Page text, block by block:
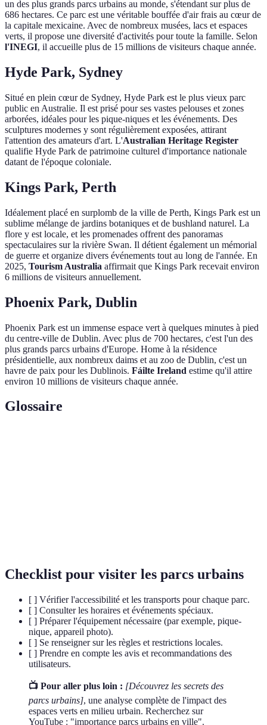
un des plus grands parcs urbains au monde, s'étendant sur plus de
686 hectares. Ce parc est une véritable bouffée d'air frais au cœur de
la capitale mexicaine. Avec de nombreux musées, lacs et espaces
verts, il propose une diversité d'activités pour toute la famille. Selon
l'INEGI, il accueille plus de 15 millions de visiteurs chaque année.
Hyde Park, Sydney
Situé en plein cœur de Sydney, Hyde Park est le plus vieux parc
public en Australie. Il est prisé pour ses vastes pelouses et zones
arborées, idéales pour les pique-niques et les événements. Des
sculptures modernes y sont régulièrement exposées, attirant
l'attention des amateurs d'art. L'Australian Heritage Register
qualifie Hyde Park de patrimoine culturel d'importance nationale
datant de l'époque coloniale.
Kings Park, Perth
Idéalement placé en surplomb de la ville de Perth, Kings Park est un
sublime mélange de jardins botaniques et de bushland naturel. La
flore y est locale, et les promenades offrent des panoramas
spectaculaires sur la rivière Swan. Il détient également un mémorial
de guerre et organize divers événements tout au long de l'année. En
2025, Tourism Australia affirmait que Kings Park recevait environ
6 millions de visiteurs annuellement.
Phoenix Park, Dublin
Phoenix Park est un immense espace vert à quelques minutes à pied
du centre-ville de Dublin. Avec plus de 700 hectares, c'est l'un des
plus grands parcs urbains d'Europe. Home à la résidence
présidentielle, aux nombreux daims et au zoo de Dublin, c'est un
havre de paix pour les Dublinois. Fáilte Ireland estime qu'il attire
environ 10 millions de visiteurs chaque année.
Glossaire
Checklist pour visiter les parcs urbains
[ ] Vérifier l'accessibilité et les transports pour chaque parc.
[ ] Consulter les horaires et événements spéciaux.
[ ] Préparer l'équipement nécessaire (par exemple, pique-
nique, appareil photo).
[ ] Se renseigner sur les règles et restrictions locales.
[ ] Prendre en compte les avis et recommandations des
utilisateurs.
📺 Pour aller plus loin : [Découvrez les secrets des
parcs urbains], une analyse complète de l'impact des
espaces verts en milieu urbain. Recherchez sur
YouTube : "importance parcs urbains en ville".